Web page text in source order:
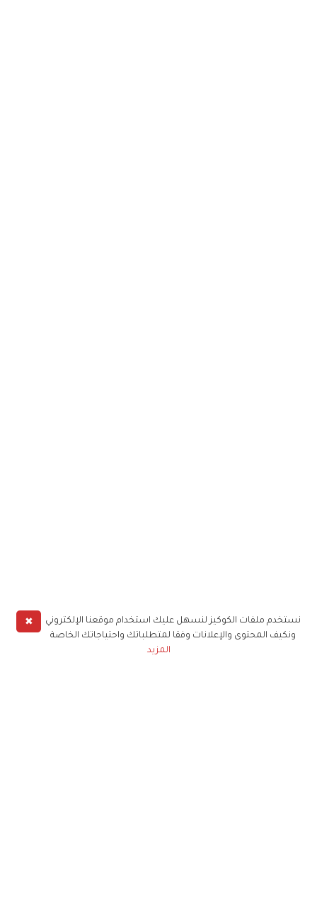
✖
نستخدم ملفات الكوكيز لنسهل عليك استخدام موقعنا الإلكتروني
ونكيف المحتوى والإعلانات وفقا لمتطلباتك واحتياجاتك الخاصة
المزيد